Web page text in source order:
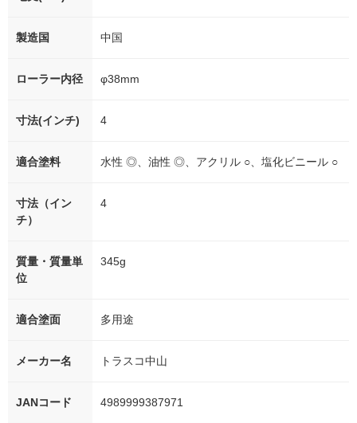
製造国 中国
ローラー内径 φ38mm
寸法(インチ) 4
適合塗料 水性 ◎、油性 ◎、アクリル ○、塩化ビニール ○
寸法（イン
チ）
4
質量・質量単
位
345g
適合塗面 多用途
メーカー名 トラスコ中山
JANコード 4989999387971